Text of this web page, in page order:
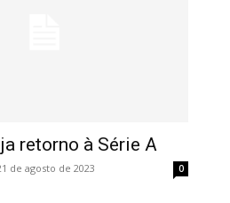
retorno à Série A
de agosto de 2023 0